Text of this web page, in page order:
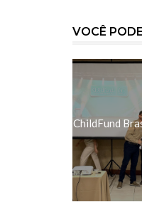
VOCÊ
ChildFund